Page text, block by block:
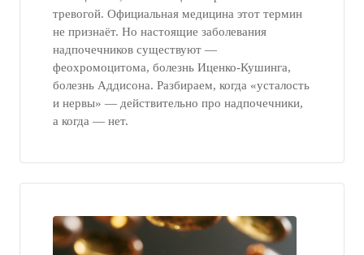
тревогой. Официальная медицина этот термин
не признаёт. Но настоящие заболевания
надпочечников существуют —
феохромоцитома, болезнь Иценко-Кушинга,
болезнь Аддисона. Разбираем, когда «усталость
и нервы» — действительно про надпочечники,
а когда — нет.